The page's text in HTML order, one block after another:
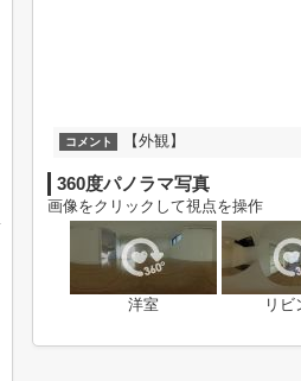
コメント 【外観】
360度パノラマ写真
画像をクリックして視点を操作
洋室 リビ